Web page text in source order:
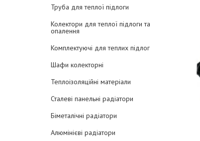
Труба для теплої підлоги
Колектори для теплої підлоги та
опалення
Комплектуючі для теплих підлог
Шафи колекторні
Теплоізоляційні матеріали
Сталеві панельні радіатори
Біметалічні радіатори
Алюмінієві радіатори